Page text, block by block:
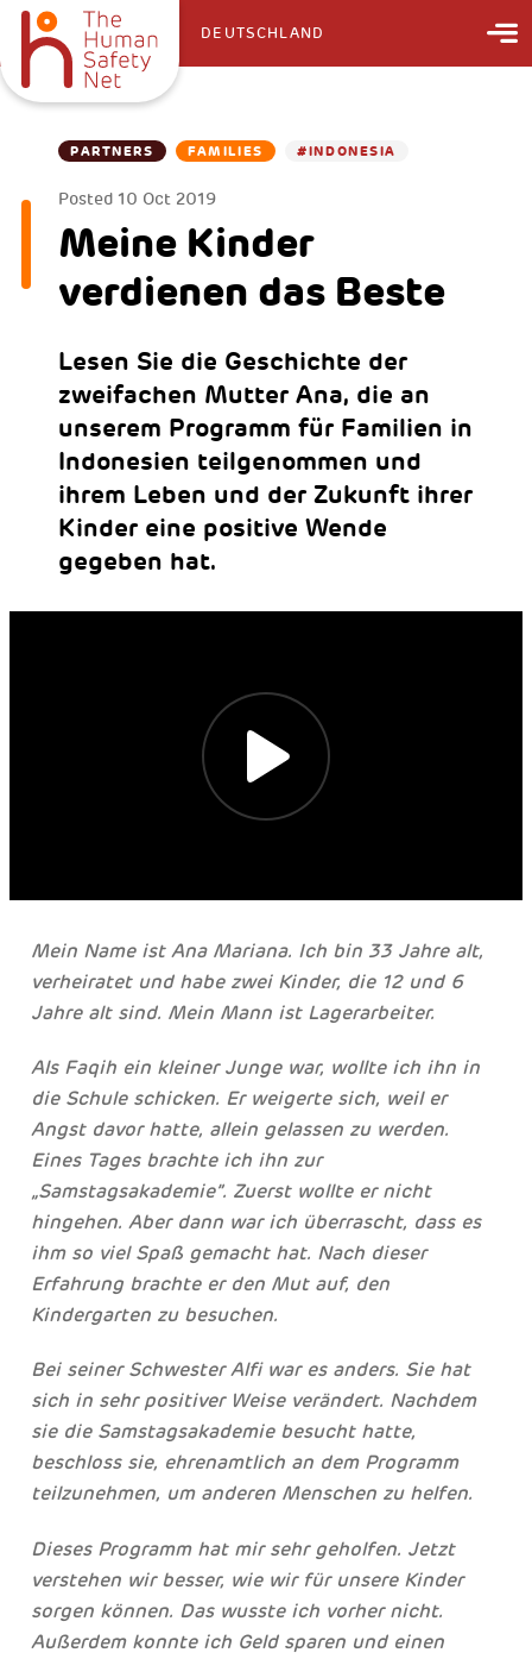
DEUTSCHLAND
PARTNERS FAMILIES #INDONESIA
Posted 10 Oct 2019
Meine Kinder
verdienen das Beste
Lesen Sie die Geschichte der
zweifachen Mutter Ana, die an
unserem Programm für Familien in
Indonesien teilgenommen und
ihrem Leben und der Zukunft ihrer
Kinder eine positive Wende
gegeben hat.
Mein Name ist Ana Mariana. Ich bin 33 Jahre alt,
verheiratet und habe zwei Kinder, die 12 und 6
Jahre alt sind. Mein Mann ist Lagerarbeiter.
Als Faqih ein kleiner Junge war, wollte ich ihn in
die Schule schicken. Er weigerte sich, weil er
Angst davor hatte, allein gelassen zu werden.
Eines Tages brachte ich ihn zur
„Samstagsakademie”. Zuerst wollte er nicht
hingehen. Aber dann war ich überrascht, dass es
ihm so viel Spaß gemacht hat. Nach dieser
Erfahrung brachte er den Mut auf, den
Kindergarten zu besuchen.
Bei seiner Schwester Alfi war es anders. Sie hat
sich in sehr positiver Weise verändert. Nachdem
sie die Samstagsakademie besucht hatte,
beschloss sie, ehrenamtlich an dem Programm
teilzunehmen, um anderen Menschen zu helfen.
Dieses Programm hat mir sehr geholfen. Jetzt
verstehen wir besser, wie wir für unsere Kinder
sorgen können. Das wusste ich vorher nicht.
Außerdem konnte ich Geld sparen und einen